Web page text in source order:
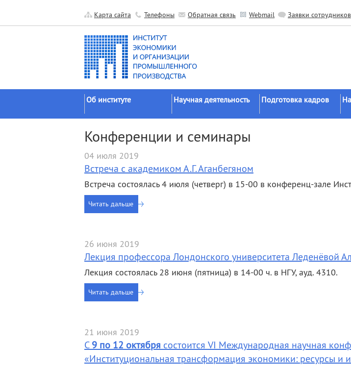
Карта сайта Телефоны Обратная связь Webmail Заявки сотрудников
Об институте
Официальные документы
История
Руководство
Научные подразделения
Прочие подразделения
Издательская
Контакты
Научная деятельность
исследований
Прикладные разработки
Гранты
Подготовка кадров
Конференции и семинары
04 июля 2019
Встреча с академиком А.Г. Аганбегяном
Встреча состоялась 4 июля (четверг) в 15-00 в конференц-зале
Читать дальше
26 июня 2019
Лекция профессора Лондонского университета Леденёвой
Лекция состоялась 28 июня (пятница) в 14-00 ч. в НГУ, ауд. 4310.
Читать дальше
21 июня 2019
С 9 по 12 октября состоится VI Международная научная
«Институциональная трансформация экономики: ресурсы и